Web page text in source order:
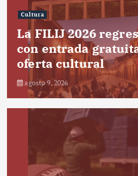
Cultura
La FILIJ 2026
con entrada
oferta cultural
agosto 9, 2026